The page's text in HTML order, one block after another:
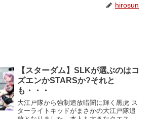
hirosun
【スターダム】SLKが選ぶのはコ
ズエンかSTARSか?それと
も・・・
大江戸隊から強制追放暗闇に輝く黒虎 ス
ターライトキッドがまさかの大江戸隊追